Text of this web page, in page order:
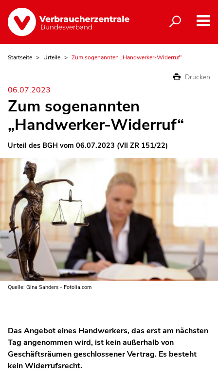
Startseite Urteile Zum sogenannten „Handwerker-Widerruf“
Drucken
06.07.2023
Zum sogenannten
„Handwerker-Widerruf“
Urteil des BGH vom 06.07.2023 (VII ZR 151/22)
Quelle: Gina Sanders - Fotolia.com
Das Angebot eines Handwerkers, das erst am nächsten
Tag angenommen wird, ist kein außerhalb von
Geschäftsräumen geschlossener Vertrag. Es besteht
kein Widerrufsrecht.